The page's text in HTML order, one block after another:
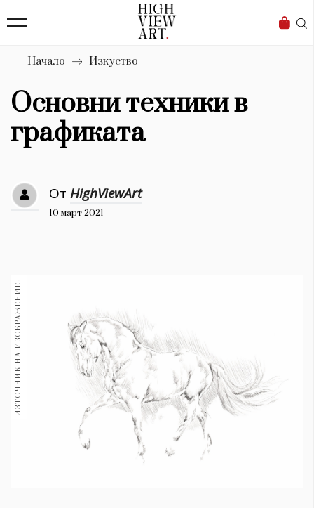
Бизнес
Мода
Dialogue
Изкуство
4340
Красота
777
Книги
30+ 1970
Гурме 1710
Пътувай
Здраве
Начало Изкуство
Основни техники в
графиката
От HighViewArt
10 март 2021
ИЗТОЧНИК НА ИЗОБРАЖЕНИЕ: